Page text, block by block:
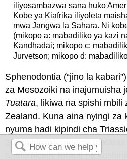
iliyosambazwa sana huko
Kobe ya Kiafrika iliyoleta
mwa Jangwa la Sahara. Ni
(mikopo a: mabadiliko ya kazi
Kandhadai; mikopo c:
Jurvetson; mikopo d:
Sphenodontia (“jino la
za Mesozoiki na inajumuisha
Tuatara, likiwa na spishi mbili
Zealand. Kuna aina nyingi za
nyuma hadi kipindi cha
200 iliyopita). Ingawa
anatomically tofauti na